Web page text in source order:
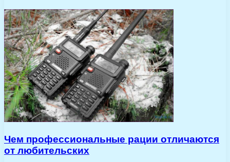
Чем профессиональные рации отличаются
от любительских